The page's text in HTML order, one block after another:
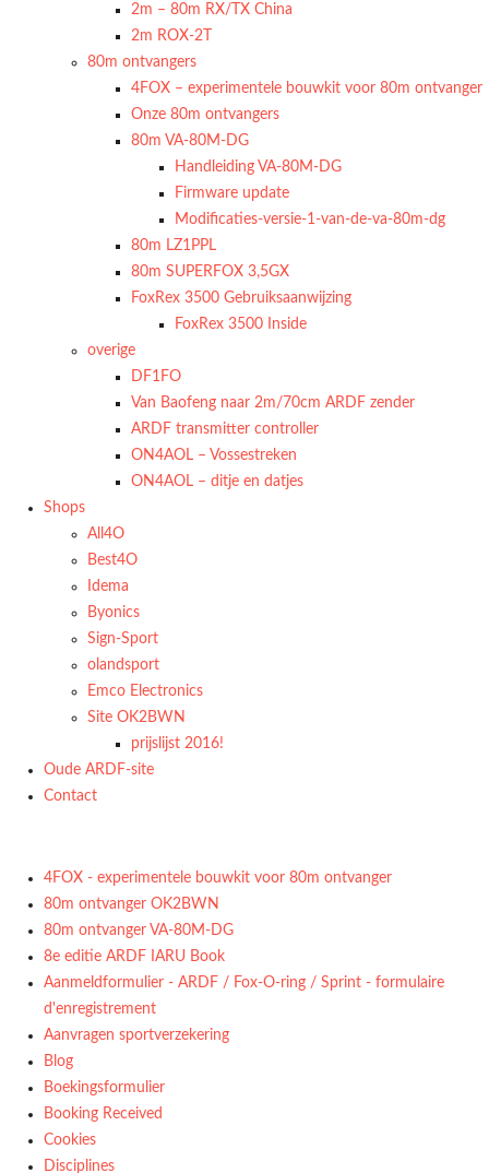
2m – 80m RX/TX China
2m ROX-2T
80m ontvangers
4FOX – experimentele bouwkit voor 80m ontvanger
Onze 80m ontvangers
80m VA-80M-DG
Handleiding VA-80M-DG
Firmware update
Modificaties-versie-1-van-de-va-80m-dg
80m LZ1PPL
80m SUPERFOX 3,5GX
FoxRex 3500 Gebruiksaanwijzing
FoxRex 3500 Inside
overige
DF1FO
Van Baofeng naar 2m/70cm ARDF zender
ARDF transmitter controller
ON4AOL – Vossestreken
ON4AOL – ditje en datjes
Shops
All4O
Best4O
Idema
Byonics
Sign-Sport
olandsport
Emco Electronics
Site OK2BWN
prijslijst 2016!
Oude ARDF-site
Contact
4FOX - experimentele bouwkit voor 80m ontvanger
80m ontvanger OK2BWN
80m ontvanger VA-80M-DG
8e editie ARDF IARU Book
Aanmeldformulier - ARDF / Fox-O-ring / Sprint - formulaire
d'enregistrement
Aanvragen sportverzekering
Blog
Boekingsformulier
Booking Received
Cookies
Disciplines